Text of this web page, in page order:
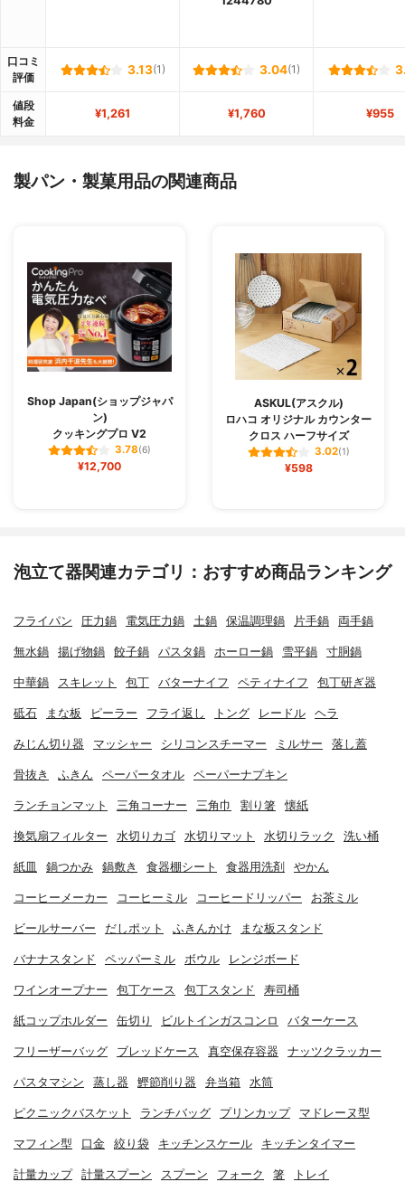
口コミ
評価
3.13(1) 3.04(1)
値段
料金
¥1,261 ¥1,760 ¥955
製パン・製菓用品の関連商品
Shop Japan(ショップジャパ
ン)
クッキングプロ V2
3.78(6)
¥12,700
ASKUL(アスクル)
ロハコ オリジナル カウンター
クロス ハーフサイズ
3.02(1)
¥598
泡立て器関連カテゴリ：おすすめ商品ランキング
フライパン 圧力鍋 電気圧力鍋 土鍋 保温調理鍋 片手鍋 両手鍋
無水鍋 揚げ物鍋 餃子鍋 パスタ鍋 ホーロー鍋 雪平鍋 寸胴鍋
中華鍋 スキレット 包丁 バターナイフ ペティナイフ 包丁研ぎ器
砥石 まな板 ピーラー フライ返し トング レードル ヘラ
みじん切り器 マッシャー シリコンスチーマー ミルサー 落し蓋
骨抜き ふきん ペーパータオル ペーパーナプキン
ランチョンマット 三角コーナー 三角巾 割り箸 懐紙
換気扇フィルター 水切りカゴ 水切りマット 水切りラック 洗い桶
紙皿 鍋つかみ 鍋敷き 食器棚シート 食器用洗剤 やかん
コーヒーメーカー コーヒーミル コーヒードリッパー お茶ミル
ビールサーバー だしポット ふきんかけ まな板スタンド
バナナスタンド ペッパーミル ボウル レンジボード
ワインオープナー 包丁ケース 包丁スタンド 寿司桶
紙コップホルダー 缶切り ビルトインガスコンロ バターケース
フリーザーバッグ ブレッドケース 真空保存容器 ナッツクラッカー
パスタマシン 蒸し器 鰹節削り器 弁当箱 水筒
ピクニックバスケット ランチバッグ プリンカップ マドレーヌ型
マフィン型 口金 絞り袋 キッチンスケール キッチンタイマー
計量カップ 計量スプーン スプーン フォーク 箸 トレイ